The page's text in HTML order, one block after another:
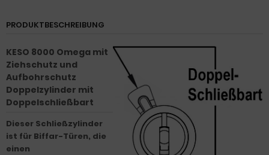
PRODUKTBESCHREIBUNG
KESO 8000 Omega mit
Ziehschutz und
Aufbohrschutz
Doppelzylinder mit
Doppelschließbart
Dieser Schließzylinder
ist für Biffar-Türen, die
einen